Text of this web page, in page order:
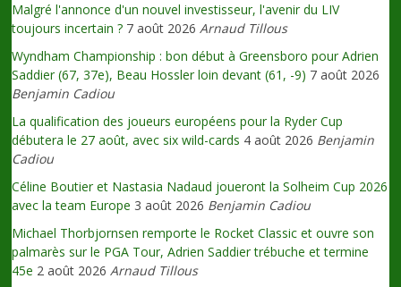
Malgré l'annonce d'un nouvel investisseur, l'avenir du LIV
toujours incertain ? 7 août 2026 Arnaud Tillous
Wyndham Championship : bon début à Greensboro pour Adrien
Saddier (67, 37e), Beau Hossler loin devant (61, -9) 7 août 2026
Benjamin Cadiou
La qualification des joueurs européens pour la Ryder Cup
débutera le 27 août, avec six wild-cards 4 août 2026 Benjamin
Cadiou
Céline Boutier et Nastasia Nadaud joueront la Solheim Cup 2026
avec la team Europe 3 août 2026 Benjamin Cadiou
Michael Thorbjornsen remporte le Rocket Classic et ouvre son
palmarès sur le PGA Tour, Adrien Saddier trébuche et termine
45e 2 août 2026 Arnaud Tillous